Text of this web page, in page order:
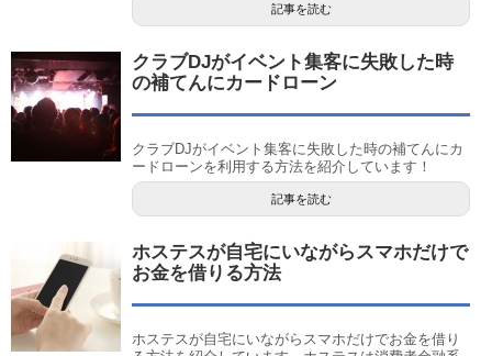
記事を読む
クラブDJがイベント集客に失敗した時
の補てんにカードローン
クラブDJがイベント集客に失敗した時の補てんにカ
ードローンを利用する方法を紹介しています！
記事を読む
ホステスが自宅にいながらスマホだけで
お金を借りる方法
ホステスが自宅にいながらスマホだけでお金を借り